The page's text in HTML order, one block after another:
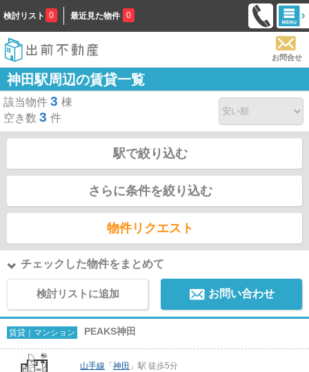
検討リスト 0 最近見た物件 0
お問合せ
神田駅周辺の賃貸一覧
該当物件 3 棟
空き数 3 件
駅で絞り込む
さらに条件を絞り込む
物件リクエスト
チェックした物件をまとめて
検討リストに追加 お問い合わせ
賃貸｜マンション PEAKS神田
山手線 「 神田 」駅 徒歩5分